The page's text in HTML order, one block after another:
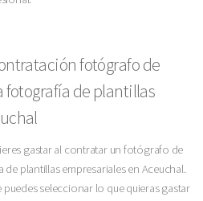
fotógrafo de
de plantillas
gastar al contratar un fotógrafo de
plantillas empresariales en Aceuchal.
seleccionar lo que quieras gastar